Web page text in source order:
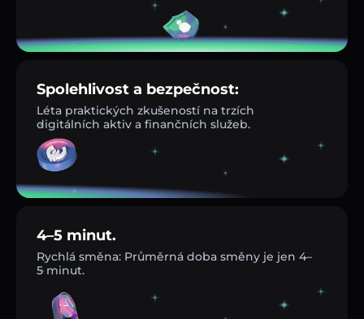
Spolehlivost a bezpečnost:
Léta praktických zkušeností na trzích
digitálních aktiv a finančních služeb.
4–5 minut.
Rychlá směna: Průměrná doba směny je jen 4–
5 minut.